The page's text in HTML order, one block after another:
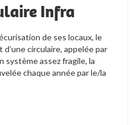
Infra
de ses locaux, le
circulaire, appelée par
système assez fragile, la
chaque année par le/la